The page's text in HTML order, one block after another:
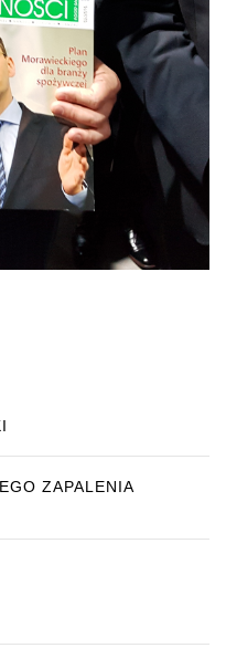
ZAPALENIA